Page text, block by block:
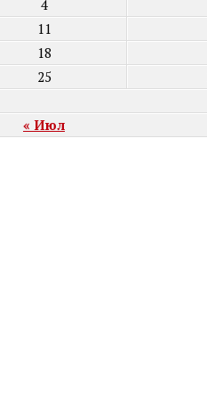
« Июл
4
11
18
25